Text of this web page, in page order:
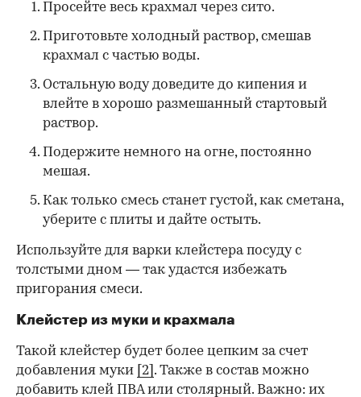
Просейте весь крахмал через сито.
Приготовьте холодный раствор, смешав
крахмал с частью воды.
Остальную воду доведите до кипения и
влейте в хорошо размешанный стартовый
раствор.
Подержите немного на огне, постоянно
мешая.
Как только смесь станет густой, как сметана,
уберите с плиты и дайте остыть.
Используйте для варки клейстера посуду с
толстыми дном — так удастся избежать
пригорания смеси.
Клейстер из муки и крахмала
Такой клейстер будет более цепким за счет
добавления муки [2] . Также в состав можно
добавить клей ПВА или столярный. Важно: их